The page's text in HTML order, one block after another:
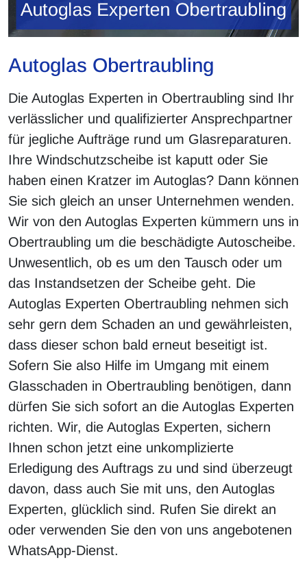
Autoglas Obertraubling
Die Autoglas Experten in Obertraubling sind Ihr
verlässlicher und qualifizierter Ansprechpartner
für jegliche Aufträge rund um Glasreparaturen.
Ihre Windschutzscheibe ist kaputt oder Sie
haben einen Kratzer im Autoglas? Dann können
Sie sich gleich an unser Unternehmen wenden.
Wir von den Autoglas Experten kümmern uns in
Obertraubling um die beschädigte Autoscheibe.
Unwesentlich, ob es um den Tausch oder um
das Instandsetzen der Scheibe geht. Die
Autoglas Experten Obertraubling nehmen sich
sehr gern dem Schaden an und gewährleisten,
dass dieser schon bald erneut beseitigt ist.
Sofern Sie also Hilfe im Umgang mit einem
Glasschaden in Obertraubling benötigen, dann
dürfen Sie sich sofort an die Autoglas Experten
richten. Wir, die Autoglas Experten, sichern
Ihnen schon jetzt eine unkomplizierte
Erledigung des Auftrags zu und sind überzeugt
davon, dass auch Sie mit uns, den Autoglas
Experten, glücklich sind. Rufen Sie direkt an
oder verwenden Sie den von uns angebotenen
WhatsApp-Dienst.